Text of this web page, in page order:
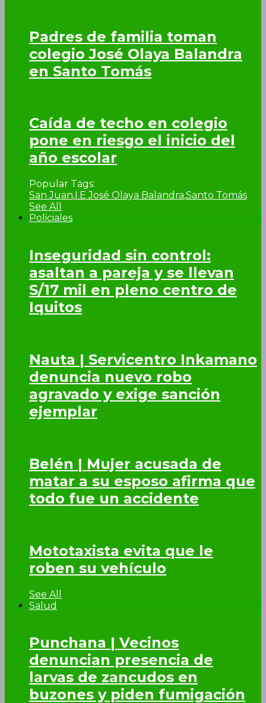
Padres de familia toman
colegio José Olaya Balandra
en Santo Tomás
Caída de techo en colegio
pone en riesgo el inicio del
año escolar
Popular Tags:
San Juan, I.E José Olaya Balandra,Santo Tomás
See All
Policiales
Inseguridad sin control:
asaltan a pareja y se llevan
S/17 mil en pleno centro de
Iquitos
Nauta | Servicentro Inkamano
denuncia nuevo robo
agravado y exige sanción
ejemplar
Belén | Mujer acusada de
matar a su esposo afirma que
todo fue un accidente
Mototaxista evita que le
roben su vehículo
See All
Salud
Punchana | Vecinos
denuncian presencia de
larvas de zancudos en
buzones y piden fumigación